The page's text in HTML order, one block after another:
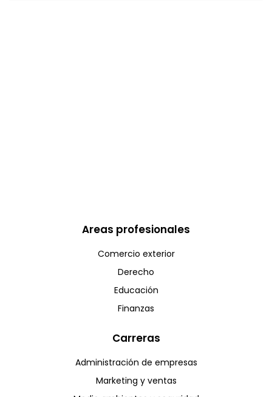
Areas profesionales
Comercio exterior
Derecho
Educación
Finanzas
Carreras
Administración de empresas
Marketing y ventas